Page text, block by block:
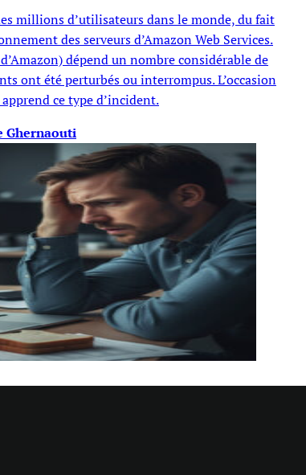
millions d’utilisateurs dans le monde, du fait
des serveurs d’Amazon Web Services.
dépend un nombre considérable de
ont été perturbés ou interrompus. L’occasion
ce type d’incident.
Ghernaouti